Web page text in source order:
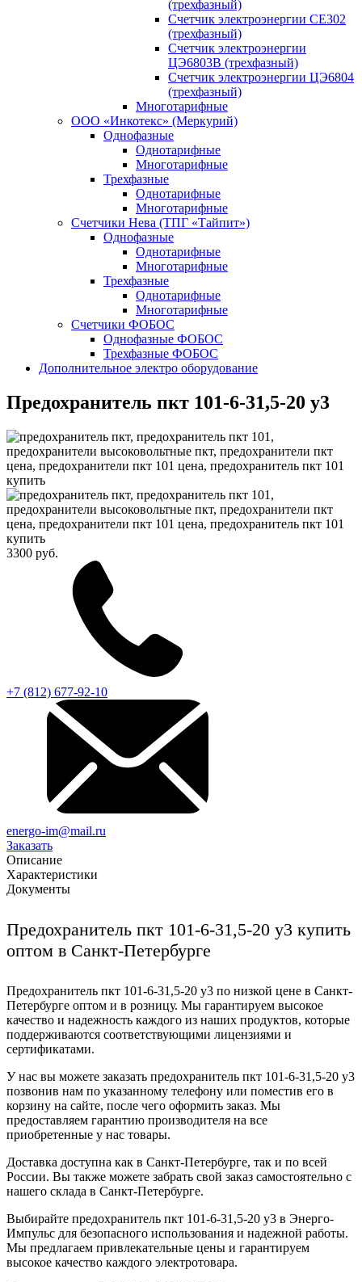
(трехфазный)
Счетчик электроэнергии CE302
(трехфазный)
Счетчик электроэнергии
ЦЭ6803В (трехфазный)
Счетчик электроэнергии ЦЭ6804
(трехфазный)
Многотарифные
ООО «Инкотекс» (Меркурий)
Однофазные
Однотарифные
Многотарифные
Трехфазные
Однотарифные
Многотарифные
Счетчики Нева (ТПГ «Тайпит»)
Однофазные
Однотарифные
Многотарифные
Трехфазные
Однотарифные
Многотарифные
Счетчики ФОБОС
Однофазные ФОБОС
Трехфазные ФОБОС
Дополнительное электро оборудование
Предохранитель пкт 101-6-31,5-20 у3
3300 руб.
+7 (812) 677-92-10
energo-im@mail.ru
Заказать
Описание
Характеристики
Документы
Предохранитель пкт 101-6-31,5-20 у3 купить
оптом в Санкт-Петербурге
Предохранитель пкт 101-6-31,5-20 у3 по низкой цене в Санкт-
Петербурге оптом и в розницу. Мы гарантируем высокое
качество и надежность каждого из наших продуктов, которые
поддерживаются соответствующими лицензиями и
сертификатами.
У нас вы можете заказать предохранитель пкт 101-6-31,5-20 у3
позвонив нам по указанному телефону или поместив его в
корзину на сайте, после чего оформить заказ. Мы
предоставляем гарантию производителя на все
приобретенные у нас товары.
Доставка доступна как в Санкт-Петербурге, так и по всей
России. Вы также можете забрать свой заказ самостоятельно с
нашего склада в Санкт-Петербурге.
Выбирайте предохранитель пкт 101-6-31,5-20 у3 в Энерго-
Импульс для безопасного использования и надежной работы.
Мы предлагаем привлекательные цены и гарантируем
высокое качество каждого электротовара.